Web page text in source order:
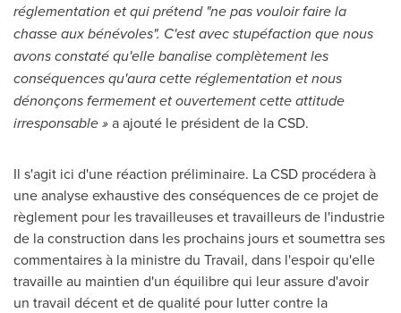
réglementation et qui prétend "ne pas vouloir faire la
chasse aux bénévoles". C'est avec stupéfaction que nous
avons constaté qu'elle banalise complètement les
conséquences qu'aura cette réglementation et nous
dénonçons fermement et ouvertement cette attitude
irresponsable »a ajouté le président de la CSD.
Il s'agit ici d'une réaction préliminaire. La CSD procédera à
une analyse exhaustive des conséquences de ce projet de
règlement pour les travailleuses et travailleurs de l'industrie
de la construction dans les prochains jours et soumettra ses
commentaires à la ministre du Travail, dans l'espoir qu'elle
travaille au maintien d'un équilibre qui leur assure d'avoir
un travail décent et de qualité pour lutter contre la